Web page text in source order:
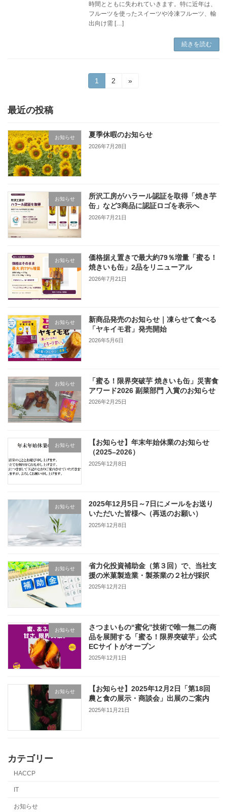
時間とともに失われていきます。特に近年は、
フルーツを使ったスイーツや冷凍フルーツ、輸
出向け需 […]
続きを読む
の
ペ
ー
ジ
り
固
定
1
固
2 »
最近の投稿
お知らせ 夏季休暇のお知らせ
2026年7月28日
お知らせ
所沢工房がハラール認証を取得「焼き芋
缶」など3商品に認証ロゴを表示へ
2026年7月21日
お知らせ
価格据え置きで最大約79％増量「蜜る！
焼きいも缶」2品をリニューアル
2026年7月21日
お知らせ
新商品発売のお知らせ｜凍らせて食べる
「ヤキイモ君」発売開始
2026年5月6日
お知らせ
「蜜る！限界突破芋 焼きいも缶」災害食
アワード2026 副菜部門 入賞のお知らせ
2026年2月25日
お知らせ
【お知らせ】年末年始休業のお知らせ
（2025–2026）
2025年12月8日
お知らせ
2025年12月5日～7日にメールをお送り
いただいた皆様へ（再送のお願い）
2025年12月8日
お知らせ
省力化投資補助金（第３回）で、当社支
援の米菓製造業・製茶業の２社が採択
2025年12月2日
お知らせ
さつまいもの“蜜化”技術で唯一無二の商
品を展開する「蜜る！限界突破芋」公式
ECサイトがオープン
2025年12月1日
お知らせ
【お知らせ】2025年12月2日「第18回
農と食の展示・商談会」出展のご案内
2025年11月21日
カテゴリー
HACCP
IT
お知らせ